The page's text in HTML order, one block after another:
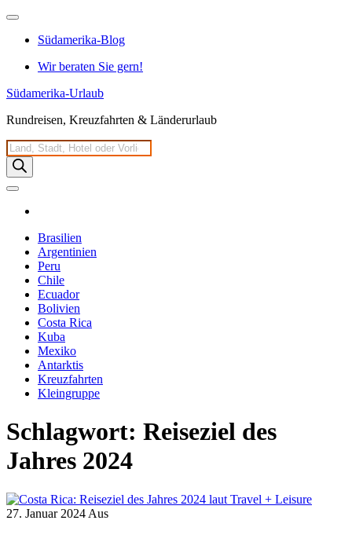
Zum
springenSüdamerika-Blog
Wir beraten Sie gern!
Südamerika-Urlaub
Rundreisen, Kreuzfahrten & Länderurlaub
Products
search
Brasilien
Argentinien
Peru
Chile
Ecuador
Bolivien
Costa Rica
Kuba
Mexiko
Antarktis
Kreuzfahrten
Kleingruppe
Schlagwort: Reiseziel des
Jahres 2024
27. Januar 2024 Aus